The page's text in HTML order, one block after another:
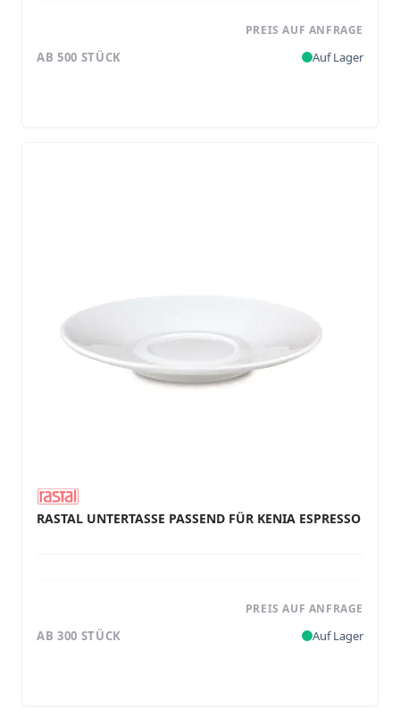
PREIS AUF ANFRAGE
AB 500 STÜCK Auf Lager
RASTAL UNTERTASSE PASSEND FÜR KENIA ESPRESSO
PREIS AUF ANFRAGE
AB 300 STÜCK Auf Lager